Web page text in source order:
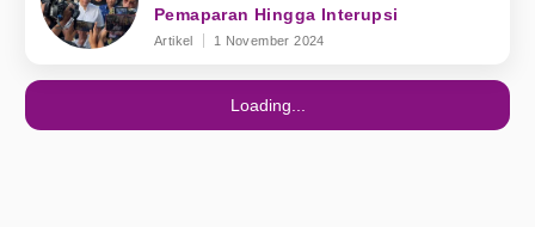
Pemaparan Hingga Interupsi
Artikel 1 November 2024
Loading...